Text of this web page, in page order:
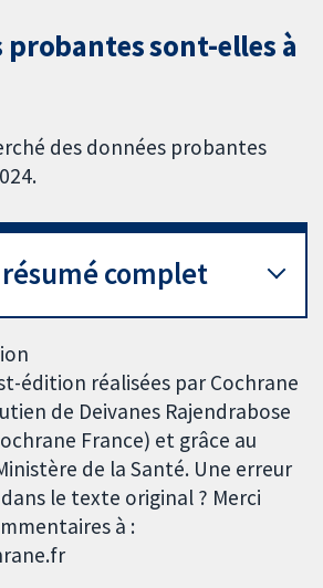
probantes sont-elles à
des données probantes
complet
édition réalisées par Cochrane
de Deivanes Rajendrabose
France) et grâce au
de la Santé. Une erreur
le texte original ? Merci
à :